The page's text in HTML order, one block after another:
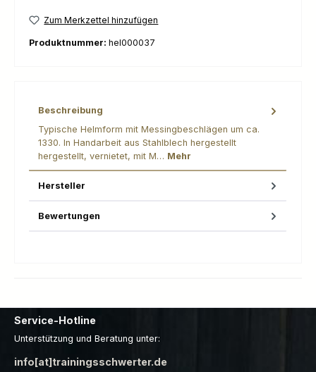
Zum Merkzettel hinzufügen
Produktnummer: hel000037
Beschreibung
Typische Helmform mit Messingbeschlägen um ca.
1330. In Handarbeit aus Stahlblech hergestellt
hergestellt, vernietet, mit M… Mehr
Hersteller
Bewertungen
Service-Hotline
Unterstützung und Beratung unter:
info[at]trainingsschwerter.de